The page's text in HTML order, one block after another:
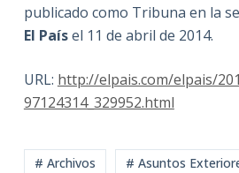
publicado como Tribuna en la
El Paísel 11 de abril de 2014.
URL: http://elpais.com/elpais/
97124314_329952.html
# Archivos # Asuntos